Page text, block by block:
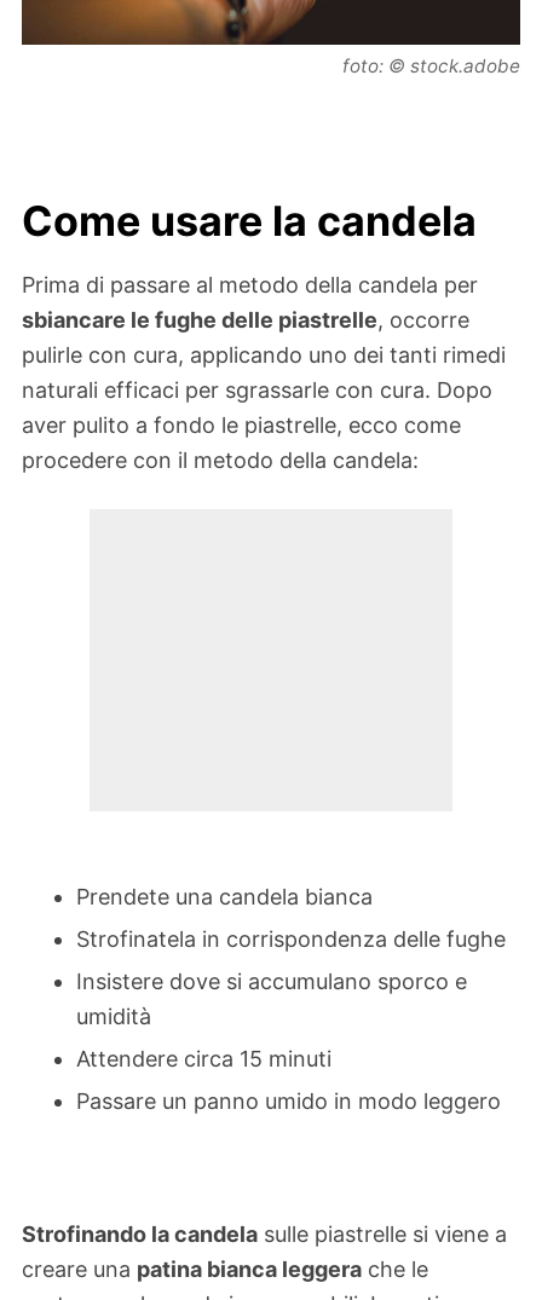
foto: © stock.adobe
Come usare la candela
Prima di passare al metodo della candela per
sbiancare le fughe delle piastrelle, occorre
pulirle con cura, applicando uno dei tanti rimedi
naturali efficaci per sgrassarle con cura. Dopo
aver pulito a fondo le piastrelle, ecco come
procedere con il metodo della candela:
Prendete una candela bianca
Strofinatela in corrispondenza delle fughe
Insistere dove si accumulano sporco e
umidità
Attendere circa 15 minuti
Passare un panno umido in modo leggero
Strofinando la candela sulle piastrelle si viene a
creare una patina bianca leggera che le